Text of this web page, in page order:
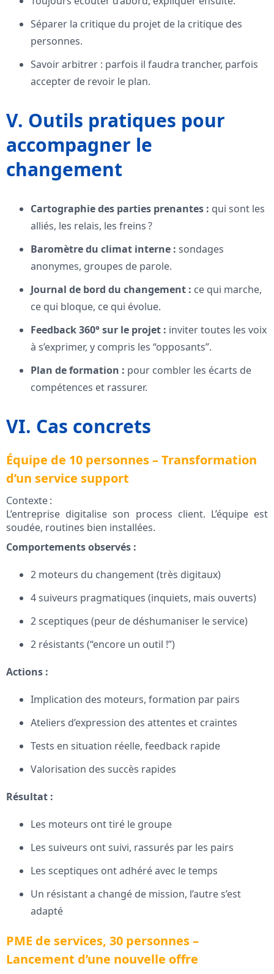
Séparer la critique du projet de la critique des
personnes.
Savoir arbitrer : parfois il faudra trancher, parfois
accepter de revoir le plan.
V. Outils pratiques pour
accompagner le
changement
Cartographie des parties prenantes : qui sont les
alliés, les relais, les freins ?
Baromètre du climat interne : sondages
anonymes, groupes de parole.
Journal de bord du changement : ce qui marche,
ce qui bloque, ce qui évolue.
Feedback 360° sur le projet : inviter toutes les voix
à s’exprimer, y compris les “opposants”.
Plan de formation : pour combler les écarts de
compétences et rassurer.
VI. Cas concrets
Équipe de 10 personnes – Transformation
d’un service support
Contexte :
L’entreprise digitalise son process client. L’équipe est
soudée, routines bien installées.
Comportements observés :
2 moteurs du changement (très digitaux)
4 suiveurs pragmatiques (inquiets, mais ouverts)
2 sceptiques (peur de déshumaniser le service)
2 résistants (“encore un outil !”)
Actions :
Implication des moteurs, formation par pairs
Ateliers d’expression des attentes et craintes
Tests en situation réelle, feedback rapide
Valorisation des succès rapides
Résultat :
Les moteurs ont tiré le groupe
Les suiveurs ont suivi, rassurés par les pairs
Les sceptiques ont adhéré avec le temps
Un résistant a changé de mission, l’autre s’est
adapté
PME de services, 30 personnes –
Lancement d’une nouvelle offre